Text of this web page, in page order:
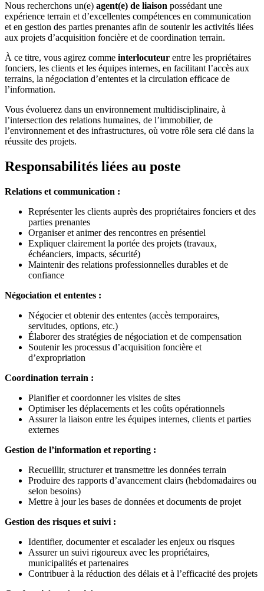
Nous recherchons un(e) agent(e) de liaison possédant une
expérience terrain et d’excellentes compétences en communication
et en gestion des parties prenantes afin de soutenir les activités liées
aux projets d’acquisition foncière et de coordination terrain.
À ce titre, vous agirez comme interlocuteur entre les propriétaires
fonciers, les clients et les équipes internes, en facilitant l’accès aux
terrains, la négociation d’ententes et la circulation efficace de
l’information.
Vous évoluerez dans un environnement multidisciplinaire, à
l’intersection des relations humaines, de l’immobilier, de
l’environnement et des infrastructures, où votre rôle sera clé dans la
réussite des projets.
Responsabilités liées au poste
Relations et communication :
Représenter les clients auprès des propriétaires fonciers et des
parties prenantes
Organiser et animer des rencontres en présentiel
Expliquer clairement la portée des projets (travaux,
échéanciers, impacts, sécurité)
Maintenir des relations professionnelles durables et de
confiance
Négociation et ententes :
Négocier et obtenir des ententes (accès temporaires,
servitudes, options, etc.)
Élaborer des stratégies de négociation et de compensation
Soutenir les processus d’acquisition foncière et
d’expropriation
Coordination terrain :
Planifier et coordonner les visites de sites
Optimiser les déplacements et les coûts opérationnels
Assurer la liaison entre les équipes internes, clients et parties
externes
Gestion de l’information et reporting :
Recueillir, structurer et transmettre les données terrain
Produire des rapports d’avancement clairs (hebdomadaires ou
selon besoins)
Mettre à jour les bases de données et documents de projet
Gestion des risques et suivi :
Identifier, documenter et escalader les enjeux ou risques
Assurer un suivi rigoureux avec les propriétaires,
municipalités et partenaires
Contribuer à la réduction des délais et à l’efficacité des projets